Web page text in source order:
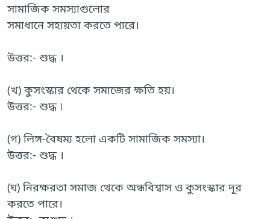
সামাজিক সমস্যাগুলোর
সমাধানে সহায়তা করতে পারে।
উত্তর:- শুদ্ধ ।
(খ) কুসংস্কার থেকে সমাজের ক্ষতি হয়।
উত্তর:- শুদ্ধ ৷
(গ) লিঙ্গ-বৈষম্য হলো একটি সামাজিক সমস্যা।
উত্তর:- শুদ্ধ ।
(ঘ) নিরক্ষরতা সমাজ থেকে অন্ধবিশ্বাস ও কুসংস্কার দূর
করতে পারে।